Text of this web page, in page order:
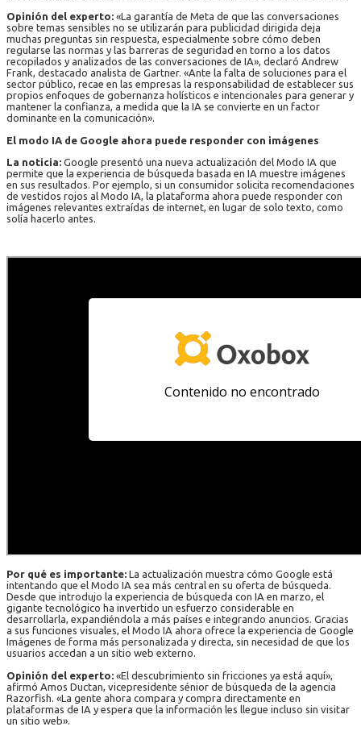
Opinión del experto: «La garantía de Meta de que las conversaciones
sobre temas sensibles no se utilizarán para publicidad dirigida deja
muchas preguntas sin respuesta, especialmente sobre cómo deben
regularse las normas y las barreras de seguridad en torno a los datos
recopilados y analizados de las conversaciones de IA», declaró Andrew
Frank, destacado analista de Gartner. «Ante la falta de soluciones para el
sector público, recae en las empresas la responsabilidad de establecer sus
propios enfoques de gobernanza holísticos e intencionales para generar y
mantener la confianza, a medida que la IA se convierte en un factor
dominante en la comunicación».
El modo IA de Google ahora puede responder con imágenes
La noticia: Google presentó una nueva actualización del Modo IA que
permite que la experiencia de búsqueda basada en IA muestre imágenes
en sus resultados. Por ejemplo, si un consumidor solicita recomendaciones
de vestidos rojos al Modo IA, la plataforma ahora puede responder con
imágenes relevantes extraídas de internet, en lugar de solo texto, como
solía hacerlo antes.
Por qué es importante: La actualización muestra cómo Google está
intentando que el Modo IA sea más central en su oferta de búsqueda.
Desde que introdujo la experiencia de búsqueda con IA en marzo, el
gigante tecnológico ha invertido un esfuerzo considerable en
desarrollarla, expandiéndola a más países e integrando anuncios. Gracias
a sus funciones visuales, el Modo IA ahora ofrece la experiencia de Google
Imágenes de forma más personalizada y directa, sin necesidad de que los
usuarios accedan a un sitio web externo.
Opinión del experto: «El descubrimiento sin fricciones ya está aquí»,
afirmó Amos Ductan, vicepresidente sénior de búsqueda de la agencia
Razorfish. «La gente ahora compara y compra directamente en
plataformas de IA y espera que la información les llegue incluso sin visitar
un sitio web».